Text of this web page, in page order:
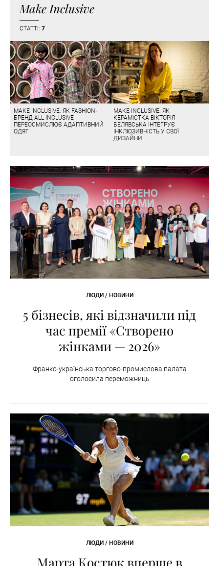
Make Inclusive
СТАТТІ: 7
MAKE INCLUSIVE: ЯК FASHION-
БРЕНД ALL INCLUSIVE
ПЕРЕОСМИСЛЮЄ АДАПТИВНИЙ
ОДЯГ
MAKE INCLUSIVE: ЯК
КЕРАМІСТКА ВІКТОРІЯ
БЕЛЯВСЬКА ІНТЕГРУЄ
ІНКЛЮЗИВНІСТЬ У СВОЇ
ДИЗАЙНИ
ЛЮДИ / НОВИНИ
5 бізнесів, які відзначили під
час премії «Створено
жінками — 2026»
Франко-українська торгово-промислова палата
оголосила переможниць
ЛЮДИ / НОВИНИ
Марта Костюк вперше в